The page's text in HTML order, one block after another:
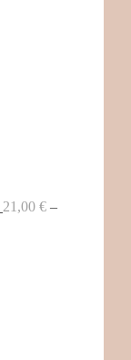
21,00 € –